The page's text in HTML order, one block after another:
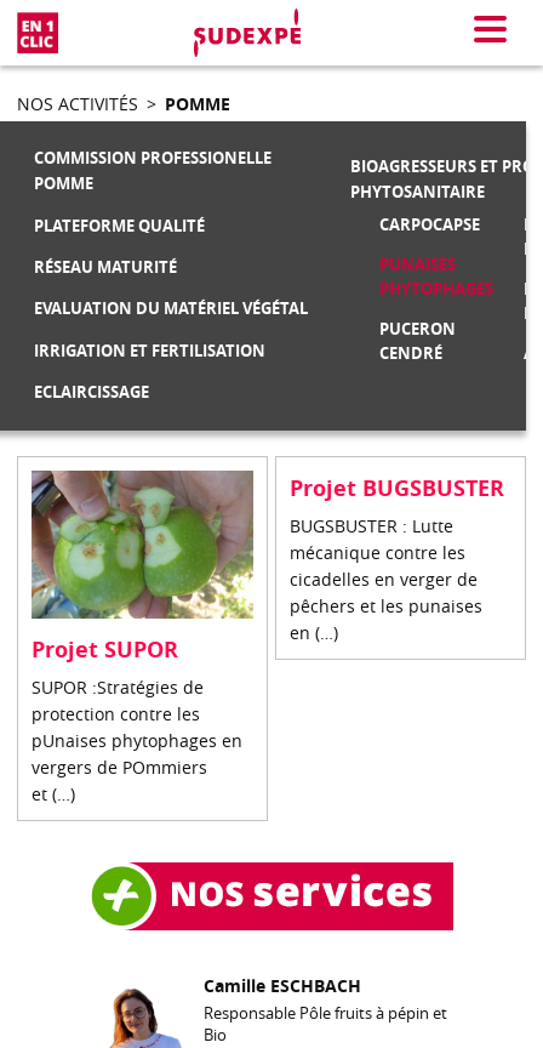
Menu
NOS ACTIVITÉS > POMME
COMMISSION PROFESSIONELLE
POMME
PLATEFORME QUALITÉ
RÉSEAU MATURITÉ
EVALUATION DU MATÉRIEL VÉGÉTAL
IRRIGATION ET FERTILISATION
ECLAIRCISSAGE
BIOAGRESSEURS ET
PHYTOSANITAIRE
CARPOCAPSE
PUNAISES
PHYTOPHAGES
PUCERON
CENDRÉ
Projet SUPOR
SUPOR :Stratégies de
protection contre les
pUnaises phytophages en
vergers de POmmiers
et (…)
Projet BUGSBUSTER
BUGSBUSTER : Lutte
mécanique contre les
cicadelles en verger de
pêchers et les punaises
en (…)
Camille ESCHBACH
Responsable Pôle fruits à pépin et
Bio